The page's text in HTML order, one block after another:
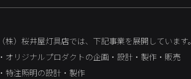
（株）桜井屋灯具店では、下記事業を展開しています。
・オリジナルプロダクトの企画・設計・製作・販売
・特注照明の設計・製作